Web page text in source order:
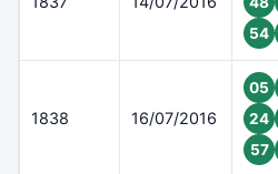
54
1838 16/07/2016
05
24
57